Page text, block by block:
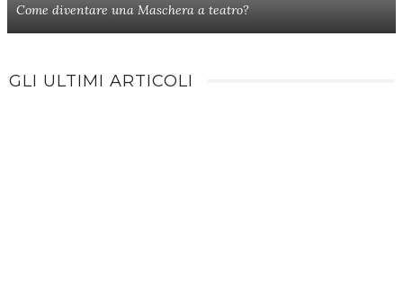
Come diventare una Maschera a teatro?
GLI ULTIMI ARTICOLI